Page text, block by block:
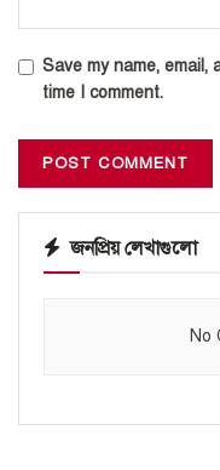
Save my name,
time I comment.
জনপ্রিয় লেখাগুলো
No